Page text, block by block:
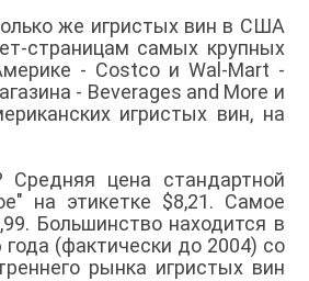
же игристых вин в США
страницам самых крупных
- Costco и Wal-Mart -
- Beverages and More и
игристых вин, на
цена стандартной
на этикетке $8,21. Самое
Большинство находится в
(фактически до 2004) со
рынка игристых вин